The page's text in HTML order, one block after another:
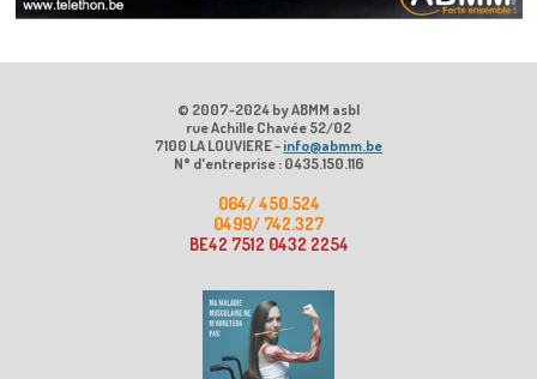
© 2007-2024 by ABMM asbl
rue Achille Chavée 52/02
7100 LA LOUVIERE -info@abmm.be
N° d'entreprise : 0435.150.116
064/ 450.524
0499/ 742.327
BE42 7512 0432 2254